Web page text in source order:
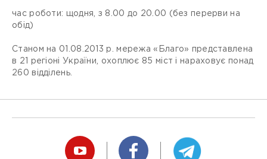
час роботи: щодня, з 8.00 до 20.00 (без перерви на
обід)
Станом на 01.08.2013 р. мережа «Благо» представлена
​​в 21 регіоні України, охоплює 85 міст і нараховує понад
260 відділень.